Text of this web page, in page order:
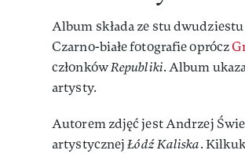
Album składa ze stu
Czarno-białe fotografie oprócz
członkówRepubliki. Album
artysty.
Autorem zdjęć jest Andrzej
artystycznejŁódź Kaliska.